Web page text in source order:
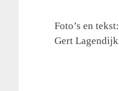
Foto’s en tekst:
Gert Lagendijk